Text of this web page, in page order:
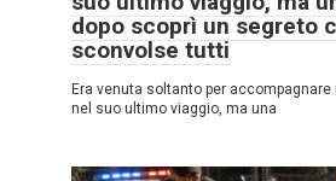
dopo scoprì un segreto
sconvolse tutti
Era venuta soltanto per
nel suo ultimo viaggio, ma una